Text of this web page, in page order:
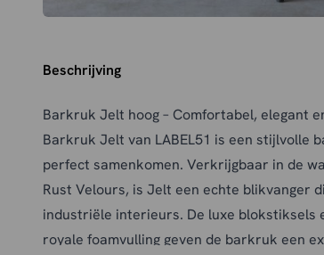
Beschrijving
Barkruk Jelt hoog – Comfortabel, elegant
Barkruk Jelt van LABEL51 is een stijlvolle
perfect samenkomen. Verkrijgbaar in de
Rust Velours, is Jelt een echte blikvanger
industriële interieurs. De luxe blokstiksels
royale foamvulling geven de barkruk een